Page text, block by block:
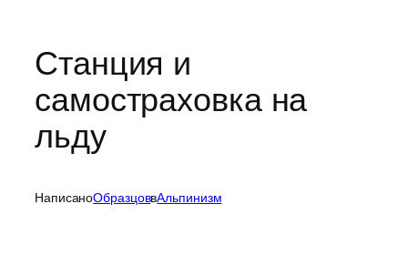
Станция и
самостраховка на
льду
НаписаноОбразцоввАльпинизм